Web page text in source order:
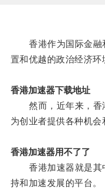
香港作为国际金融
置和优越的政治经济环
香港加速器下载地址
然而，近年来，香
为创业者提供各种机会
香港加速器用不了了
香港加速器就是其
持和加速发展的平台。